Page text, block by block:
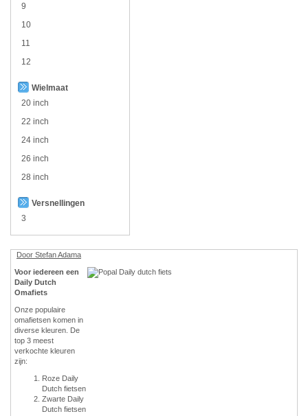
9
10
11
12
Wielmaat
20 inch
22 inch
24 inch
26 inch
28 inch
Versnellingen
3
Door Stefan Adama
Voor iedereen een
Daily Dutch
Omafiets
Onze populaire
omafietsen komen in
diverse kleuren. De
top 3 meest
verkochte kleuren
zijn:
Roze Daily
Dutch fietsen
Zwarte Daily
Dutch fietsen